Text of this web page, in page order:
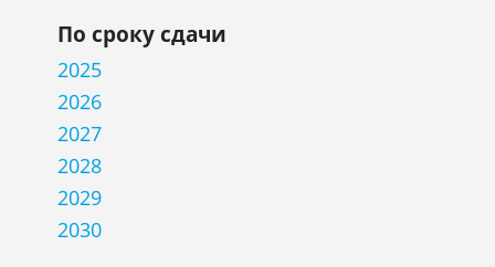
По сроку сдачи
2025
2026
2027
2028
2029
2030